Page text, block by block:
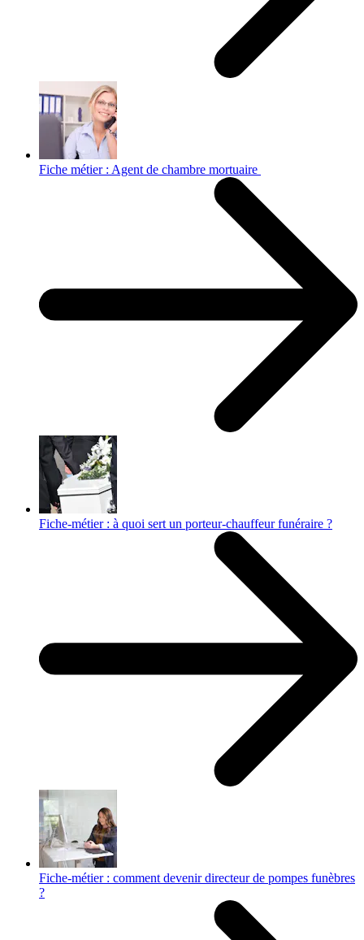
Fiche métier : Agent de chambre mortuaire
Fiche-métier : à quoi sert un porteur-chauffeur funéraire ?
Fiche-métier : comment devenir directeur de pompes funèbres
?